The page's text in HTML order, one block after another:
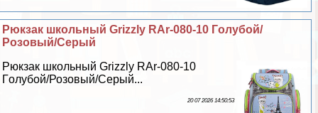
Рюкзак школьный Grizzly RAr-080-10 Гoлyбой/
Розовый/Серый
Рюкзак школьный Grizzly RAr-080-10
Гoлyбой/Розовый/Серый...
20 07 2026 14:50:53